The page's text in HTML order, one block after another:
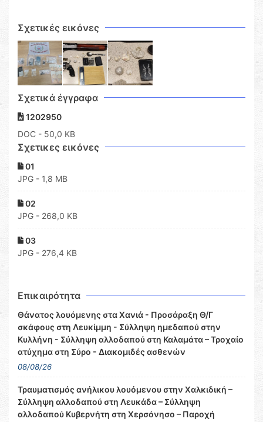
Σχετικές εικόνες
Σχετικά έγγραφα
1202950
DOC - 50,0 KB
Σχετικες εικόνες
01
JPG - 1,8 MB
02
JPG - 268,0 KB
03
JPG - 276,4 KB
Επικαιρότητα
Θάνατος λουόμενης στα Χανιά - Προσάραξη Θ/Γ
σκάφους στη Λευκίμμη - Σύλληψη ημεδαπού στην
Κυλλήνη - Σύλληψη αλλοδαπού στη Καλαμάτα – Τροχαίο
ατύχημα στη Σύρο - Διακομιδές ασθενών
08/08/26
Τραυματισμός ανήλικου λουόμενου στην Χαλκιδική –
Σύλληψη αλλοδαπού στη Λευκάδα – Σύλληψη
αλλοδαπού Κυβερνήτη στη Χερσόνησο – Παροχή